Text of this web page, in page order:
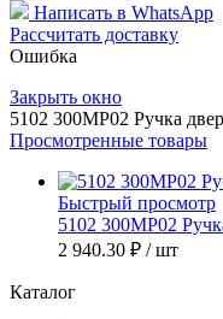
Написать в WhatsApp
Рассчитать доставку
Ошибка
Закрыть окно
5102 300MP02 Ручка
Просмотренные товары
Быстрый просмотр
5102 300MP02
2 940.30 ₽ / шт
Каталог